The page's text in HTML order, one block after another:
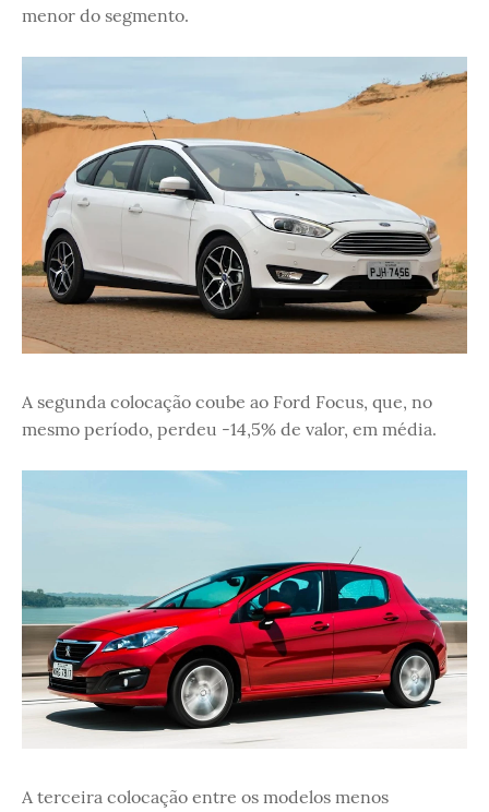
menor do segmento.
A segunda colocação coube ao Ford Focus, que, no
mesmo período, perdeu -14,5% de valor, em média.
A terceira colocação entre os modelos menos